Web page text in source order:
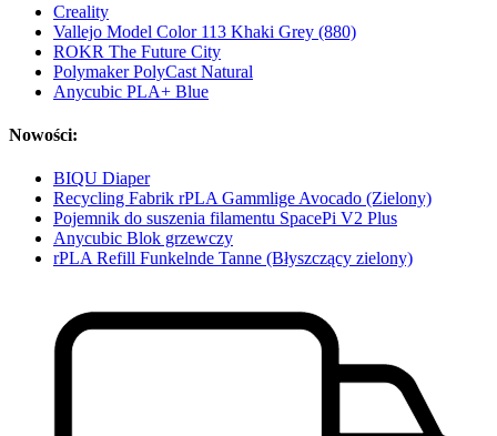
Creality
Vallejo Model Color 113 Khaki Grey (880)
ROKR The Future City
Polymaker PolyCast Natural
Anycubic PLA+ Blue
Nowości:
BIQU Diaper
Recycling Fabrik rPLA Gammlige Avocado (Zielony)
Pojemnik do suszenia filamentu SpacePi V2 Plus
Anycubic Blok grzewczy
rPLA Refill Funkelnde Tanne (Błyszczący zielony)